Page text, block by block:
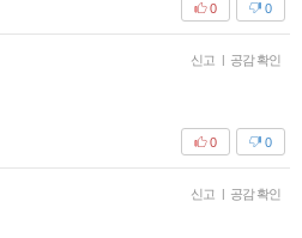
0
0
신고 | 공감 확인
0
0
신고 | 공감 확인